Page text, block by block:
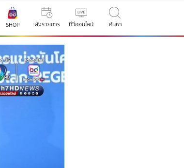
SHOP ผังรายการ ทีวีออนไลน์ ค้นหา